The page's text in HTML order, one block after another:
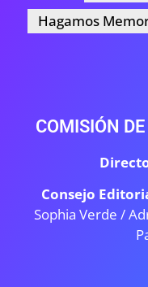
Hagamos
COMISIÓN
Consejo
Sophia Verde /